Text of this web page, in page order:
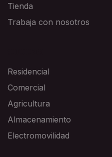
Tienda
Trabaja con nosotros
Residencial
Comercial
Agricultura
Almacenamiento
Electromovilidad